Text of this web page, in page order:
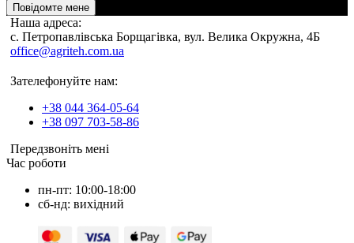
Повідомте мене
Наша адреса:
c. Петропавлівська Борщагівка, вул. Велика Окружна, 4Б
office@agriteh.com.ua
Зателефонуйте нам:
+38 044 364-05-64
+38 097 703-58-86
Передзвоніть мені
Час роботи
пн-пт: 10:00-18:00
сб-нд: вихідний